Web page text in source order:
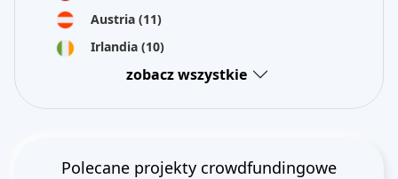
Austria (11)
Irlandia (10)
zobacz wszystkie
Polecane projekty crowdfundingowe